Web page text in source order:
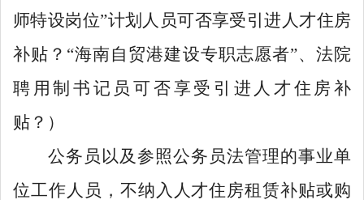
师特设岗位”计划人员可否享受引进人才住房
补贴？“海南自贸港建设专职志愿者”、法院
聘用制书记员可否享受引进人才住房补
贴？）
公务员以及参照公务员法管理的事业单
位工作人员，不纳入人才住房租赁补贴或购